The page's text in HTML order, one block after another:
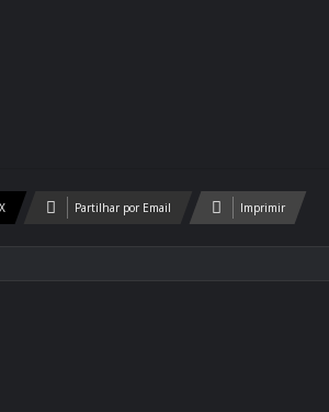
X Partilhar por Email Imprimir